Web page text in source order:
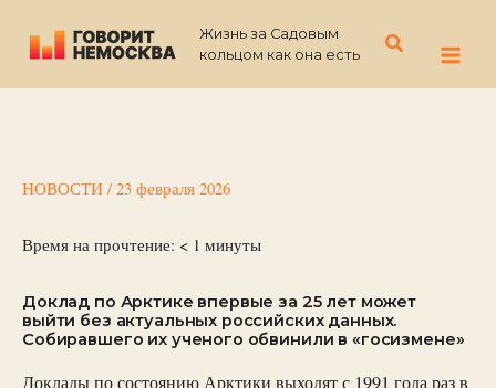
содержимому
Жизнь за Садовым
кольцом как она есть
Поиск
НОВОСТИ / 23 февраля 2026
Время на прочтение: < 1 минуты
Доклад по Арктике впервые за 25 лет может
выйти без актуальных российских данных.
Собиравшего их ученого обвинили в «госизмене»
Доклады по состоянию Арктики выходят с 1991 года раз в